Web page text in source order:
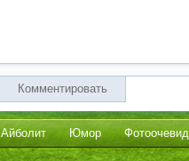
Комментировать
Айболит Юмор